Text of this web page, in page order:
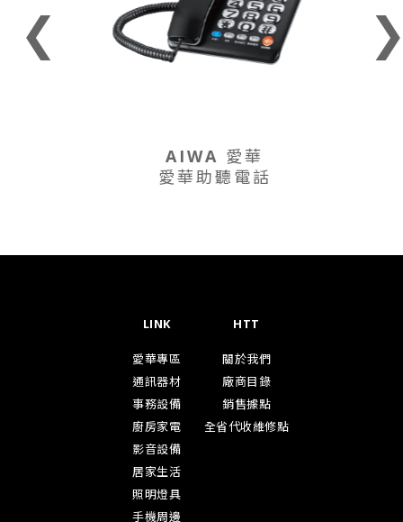
❮
AIWA 愛華
愛華助聽電話
LINK
愛華專區
通訊器材
事務設備
廚房家電
影音設備
居家生活
照明燈具
手機周邊
HTT
關於我們
廠商目錄
銷售據點
全省代收維修點